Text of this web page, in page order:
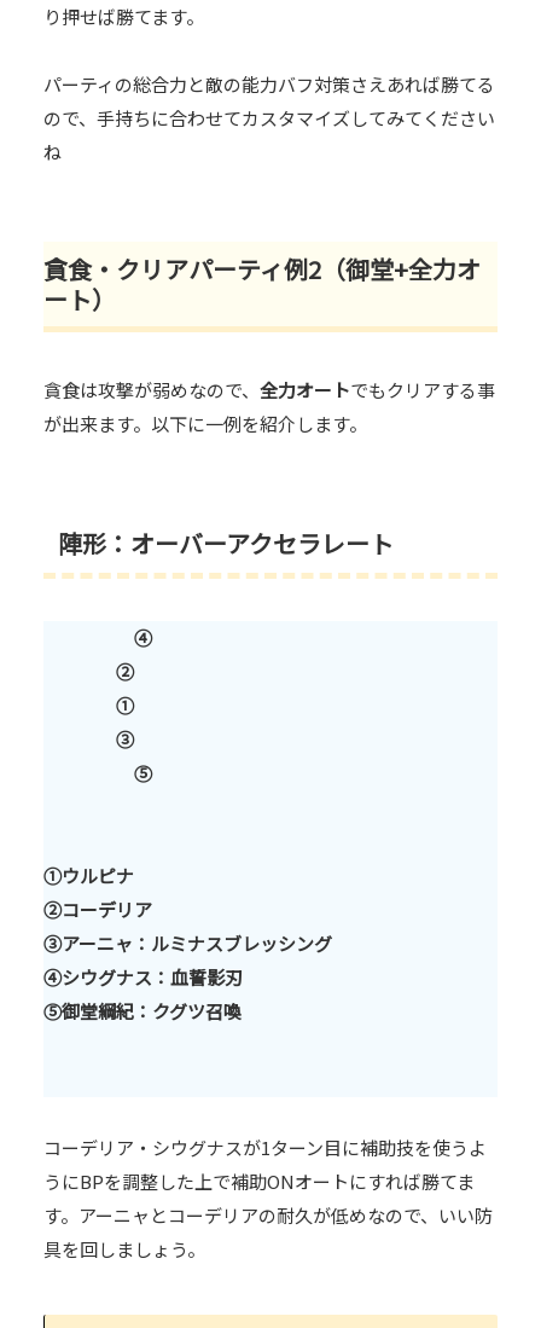
り押せば勝てます。
パーティの総合力と敵の能力バフ対策さえあれば勝てる
ので、手持ちに合わせてカスタマイズしてみてください
ね
貪食・クリアパーティ例2（御堂+全力オ
ート）
貪食は攻撃が弱めなので、 全力オートでもクリアする事
が出来ます。以下に一例を紹介します。
陣形：オーバーアクセラレート
④
②
①
③
⑤
①ウルピナ
②コーデリア
③アーニャ：ルミナスブレッシング
④シウグナス：血誓影刃
⑤御堂綱紀：クグツ召喚
コーデリア・シウグナスが1ターン目に補助技を使うよ
うにBPを調整した上で補助ONオートにすれば勝てま
す。アーニャとコーデリアの耐久が低めなので、いい防
具を回しましょう。